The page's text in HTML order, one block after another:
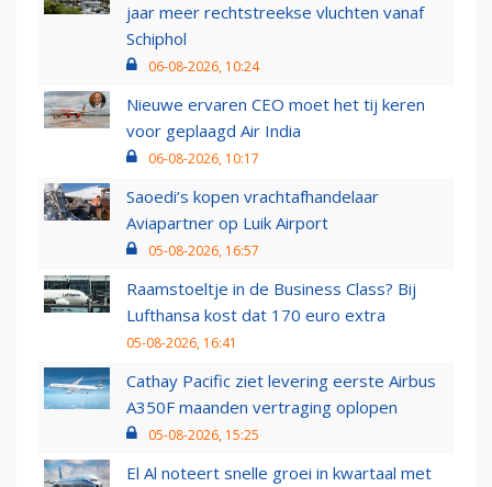
jaar meer rechtstreekse vluchten vanaf
Schiphol
06-08-2026, 10:24
Nieuwe ervaren CEO moet het tij keren
voor geplaagd Air India
06-08-2026, 10:17
Saoedi’s kopen vrachtafhandelaar
Aviapartner op Luik Airport
05-08-2026, 16:57
Raamstoeltje in de Business Class? Bij
Lufthansa kost dat 170 euro extra
05-08-2026, 16:41
Cathay Pacific ziet levering eerste Airbus
A350F maanden vertraging oplopen
05-08-2026, 15:25
El Al noteert snelle groei in kwartaal met